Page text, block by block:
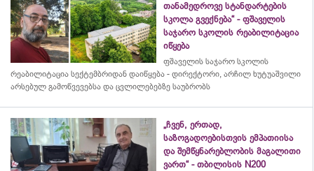
თანამედროვე სტანდარტების
სკოლა გვექნება“ - ფშაველის
საჯარო სკოლის რეაბილიტაცია
იწყება
ფშაველის საჯარო სკოლის
რეაბილიტაცია სექტემბრიდან დაიწყება - დირექტორი, არჩილ ხუტუაშვილი
არსებულ გამოწვევებსა და ცვლილებებზე საუბრობს
„ჩვენ, ერთად,
საზოგადოებისთვის ემპათიისა
და შემწყნარებლობის მაგალითი
ვართ“ - თბილისის N200